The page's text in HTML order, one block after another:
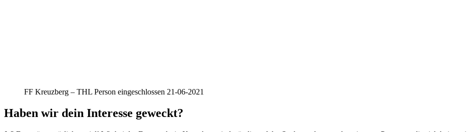
FF Kreuzberg – THL Person eingeschlossen 21-06-2021
Haben wir dein Interesse geweckt?